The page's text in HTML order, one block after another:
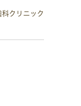
クリニック